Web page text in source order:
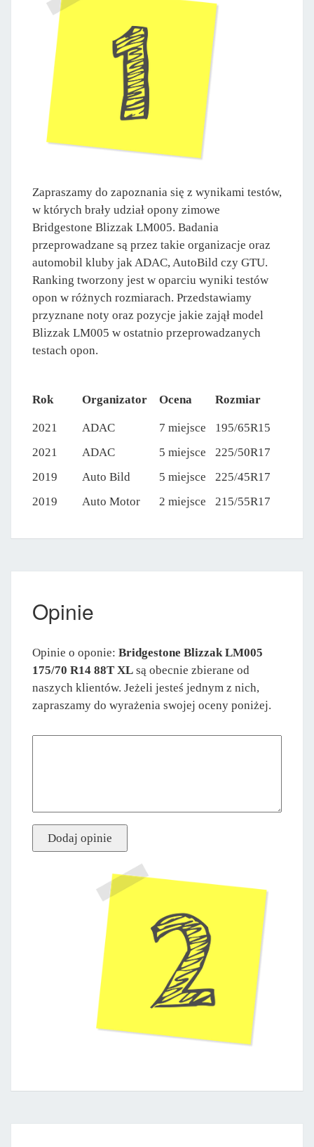
Zapraszamy do zapoznania się z wynikami testów,
w których brały udział opony zimowe
Bridgestone Blizzak LM005. Badania
przeprowadzane są przez takie organizacje oraz
automobil kluby jak ADAC, AutoBild czy GTU.
Ranking tworzony jest w oparciu wyniki testów
opon w różnych rozmiarach. Przedstawiamy
przyznane noty oraz pozycje jakie zajął model
Blizzak LM005 w ostatnio przeprowadzanych
testach opon.
Rok Organizator Ocena Rozmiar
2021 ADAC 7 miejsce
195/65R15
2021
ADAC 5 miejsce
225/50R17
2019
Auto Bild 5 miejsce
225/45R17
2019
Auto Motor 2 miejsce 215/55R17
Opinie
Opinie o oponie: Bridgestone Blizzak LM005
175/70 R14 88T XL są obecnie zbierane od
naszych klientów. Jeżeli jesteś jednym z nich,
zapraszamy do wyrażenia swojej oceny poniżej.